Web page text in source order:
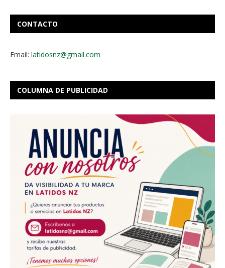
CONTACTO
Email: latidosnz@gmail.com
COLUMNA DE PUBLICIDAD